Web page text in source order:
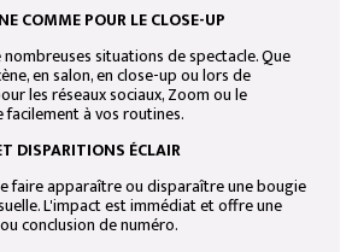
COMME POUR LE CLOSE-UP
situations de spectacle. Que
en salon, en close-up ou lors de
les réseaux sociaux, Zoom ou le
à vos routines.
DISPARITIONS ÉCLAIR
faire apparaître ou disparaître une bougie
L'impact est immédiat et offre une
conclusion de numéro.